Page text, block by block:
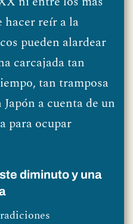
hacer reír a la
pueden alardear
carcajada tan
tan tramposa
a cuenta de un
para ocupar
diminuto y una